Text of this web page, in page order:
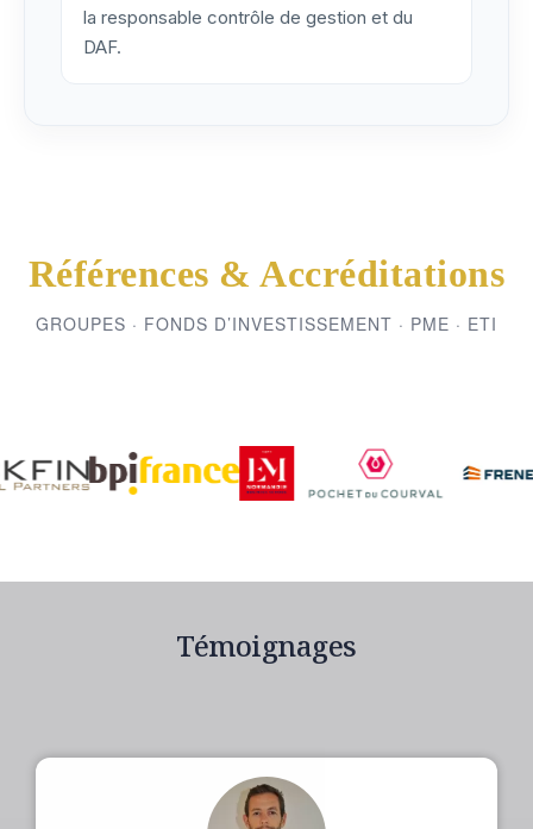
la responsable contrôle de gestion et du
DAF.
Références & Accréditations
GROUPES · FONDS D’INVESTISSEMENT · PME · ETI
Témoignages